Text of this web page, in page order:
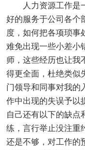
人力资源工作是
好的服务于公司各个
度，如何把各项琐事
难免出现一些小差小
师，这些经历也让我
得更全面，杜绝类似
门领导和同事对我的
作中出现的失误予以
自己还有以下的缺点
练，言行举止没注重
还是不够，对工作的